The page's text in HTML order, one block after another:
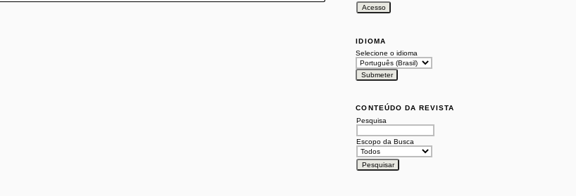
IDIOMA
Selecione o idioma
CONTEÚDO DA REVISTA
Pesquisa
Escopo da Busca